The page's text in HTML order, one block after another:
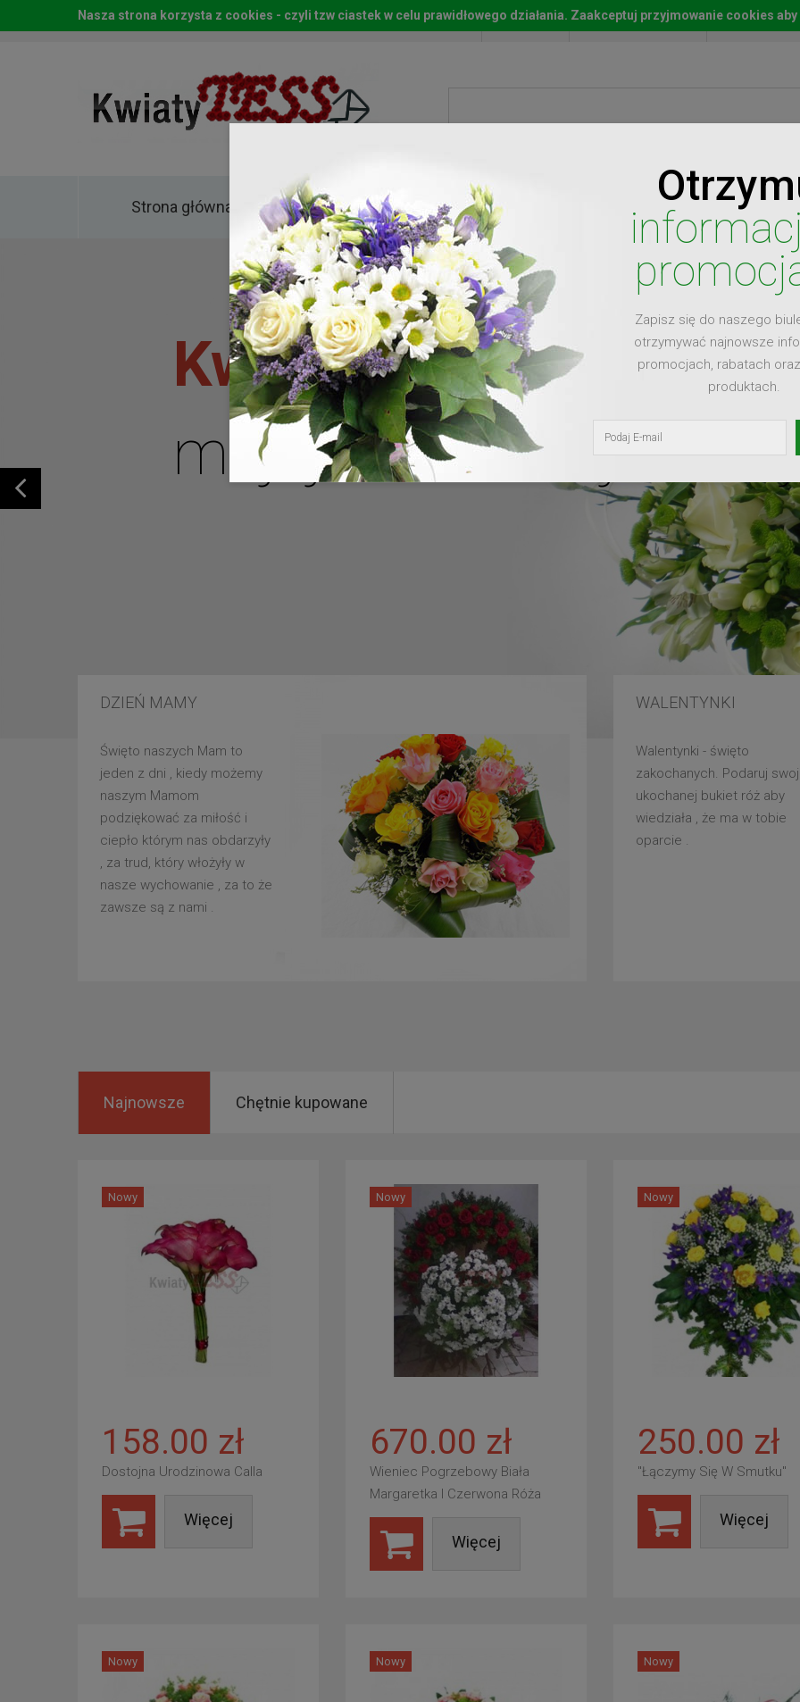
Start Moje konto Lista
Strona główna Kwiaty
Kwiaty dla
mojej ukochanej
DZIEŃ MAMY
Święto naszych Mam to
jeden z dni , kiedy możemy
naszym Mamom
podziękować za miłość i
ciepło którym nas obdarzyły
, za trud, który włożyły w
nasze wychowanie , za to że
zawsze są z nami .
WALENTYNKI
Walentynki - święto
zakochanych. Podaruj
ukochanej bukiet róż aby
wiedziała , że ma w tobie
oparcie .
Zapisz się do naszego
otrzymywać najnowsze
promocjach, rabatach
produktach.
Najnowsze Chętnie kupowane
Nowy
158.00 zł
Dostojna Urodzinowa Calla
Więcej
Nowy
670.00 zł
Wieniec Pogrzebowy Biała
Margaretka I Czerwona Róża
Więcej
Nowy
250.00 zł
"Łączymy Się W Smutku"
Więcej
Nowy Nowy Nowy
Nasza strona korzysta z cookies - czyli tzw ciastek w celu prawidłowego działania. Zaakceptuj przyjmowanie cookies